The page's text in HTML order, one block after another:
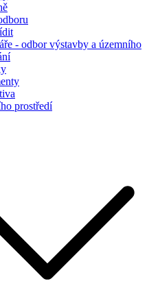
- odbor výstavby a územního
prostředí